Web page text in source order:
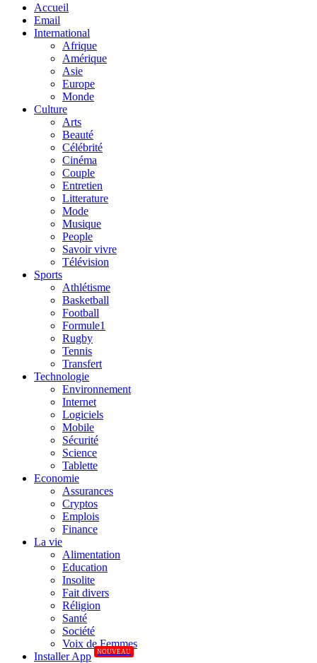
Accueil
Email
International
Afrique
Amérique
Asie
Europe
Monde
Culture
Arts
Beauté
Célébrité
Cinéma
Couple
Entretien
Litterature
Mode
Musique
People
Savoir vivre
Télévision
Sports
Athlétisme
Basketball
Football
Formule1
Rugby
Tennis
Transfert
Technologie
Environnement
Internet
Logiciels
Mobile
Sécurité
Science
Tablette
Economie
Assurances
Cryptos
Emplois
Finance
La vie
Alimentation
Education
Insolite
Fait divers
Réligion
Santé
Société
Voix de Femmes
Installer App
NOUVEAU